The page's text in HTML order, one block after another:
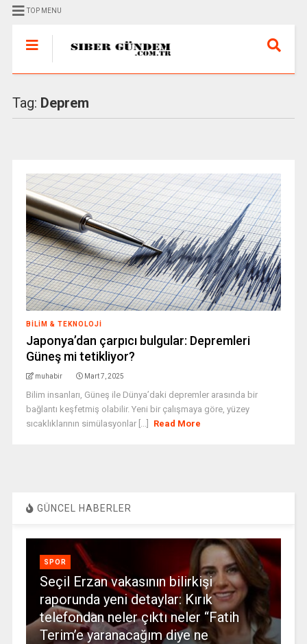
TOP MENU
Tag: Deprem
BILIM & TEKNOLOJI
Japonya’dan çarpıcı bulgular: Depremleri
Güneş mi tetikliyor?
muhabir Mart 7, 2025
Bilim insanları, Güneş ile Dünya’daki depremler arasında bir
bağlantı keşfetmiş olabilir. Yeni bir çalışmaya göre, yüzey
sıcaklıklarının simülasyonlar [...]
Read More
GÜNCEL HABERLER
SPOR
Seçil Erzan vakasının bilirkişi
raporunda yeni detaylar: Kırık
telefondan neler çıktı neler “Fatih
Terim’e yaranacağım diye ne